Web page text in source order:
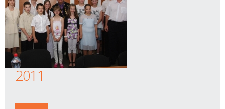
2011